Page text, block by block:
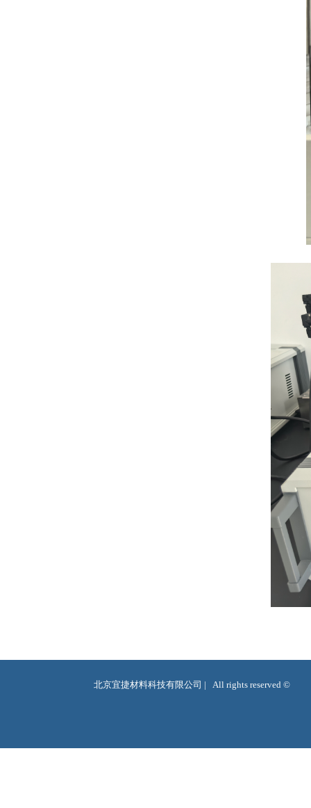
北京宜捷材料科技有限公司 |   All rights reserved ©